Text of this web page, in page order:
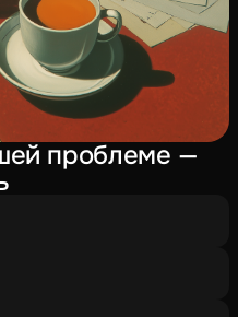
проблеме —